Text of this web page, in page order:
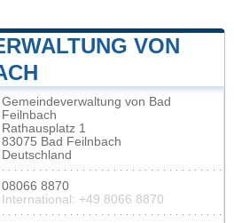
VON
Gemeindeverwaltung von Bad
Feilnbach
Rathausplatz 1
83075 Bad Feilnbach
Deutschland
08066 8870
International: +49 8066 8870